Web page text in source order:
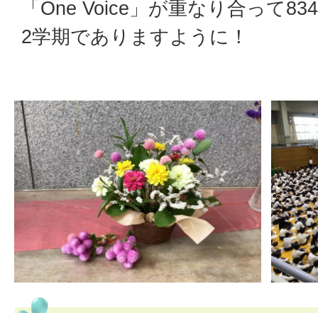
「One Voice」が重なり合って
2学期でありますように！